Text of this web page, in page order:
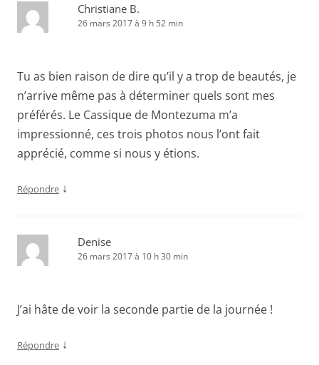
Christiane B.
26 mars 2017 à 9 h 52 min
Tu as bien raison de dire qu’il y a trop de beautés, je
n’arrive même pas à déterminer quels sont mes
préférés. Le Cassique de Montezuma m’a
impressionné, ces trois photos nous l’ont fait
apprécié, comme si nous y étions.
Répondre ↓
Denise
26 mars 2017 à 10 h 30 min
J’ai hâte de voir la seconde partie de la journée !
Répondre ↓